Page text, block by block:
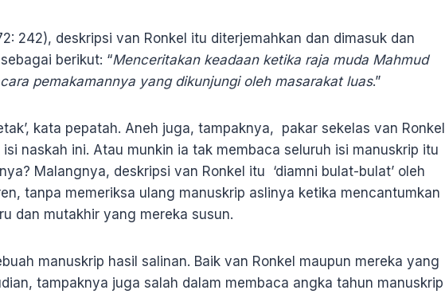
242), deskripsi van Ronkel itu diterjemahkan dan dimasuk dan
berikut: “Menceritakan keadaan ketika raja muda Mahmud
pemakamannya yang dikunjungi oleh masarakat luas.”
kata pepatah. Aneh juga, tampaknya, pakar sekelas van Ronkel
naskah ini. Atau munkin ia tak membaca seluruh isi manuskrip itu
Malangnya, deskripsi van Ronkel itu ‘diamni bulat-bulat’ oleh
tanpa memeriksa ulang manuskrip aslinya ketika mencantumkan
dan mutakhir yang mereka susun.
manuskrip hasil salinan. Baik van Ronkel maupun mereka yang
tampaknya juga salah dalam membaca angka tahun manuskrip